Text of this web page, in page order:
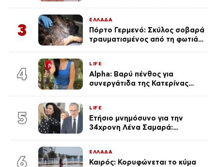
3
ΕΛΛΑΔΑ
Πόρτο Γερμενό: Σκύλος σοβαρά
τραυματισμένος από τη φωτιά
4
LIFE
Alpha: Βαρύ πένθος για
συνεργάτιδα της Κατερίνας
του Θεού»
5
LIFE
Ετήσιο μνημόσυνο για την
34χρονη Λένα Σαμαρά:
6
ΕΛΛΑΔΑ
Καιρός: Κορυφώνεται το κύμα